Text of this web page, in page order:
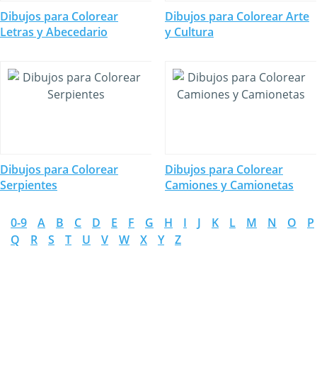
Dibujos para Colorear
Letras y Abecedario
Dibujos para Colorear Arte
y Cultura
Dibujos para Colorear
Serpientes
Dibujos para Colorear
Camiones y Camionetas
0-9 A B C D E F G H I J K L M N O
P
Q
R S T U V W X Y Z